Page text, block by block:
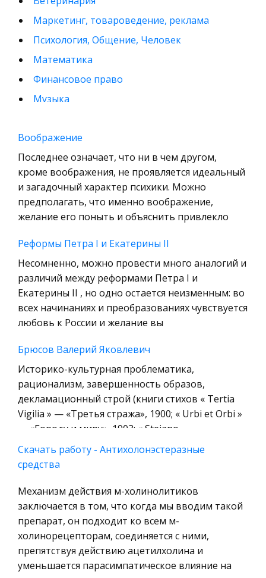
Маркетинг, товароведение, реклама
Психология, Общение, Человек
Математика
Финансовое право
Музыка
кредитные отношения
Конституционное (государственное) право
зарубежных стран
Муниципальное право России
Радиоэлектроника
Физкультура и Спорт
История отечественного государства и
права
Технология
Уголовное право
Природопользование
Военная кафедра
Социология
Страховое право
Военное дело
Экономика и Финансы
Химия
Металлургия
Микроэкономика, экономика предприятия,
предпринимательство
Историческая личность
Воображение
Последнее означает, что ни в чем другом,
кроме воображения, не проявляется идеальный
и загадочный характер психики. Можно
предполагать, что именно воображение,
желание его поныть и объяснить привлекло
Реформы Петра I и Екатерины II
Несомненно, можно провести много аналогий и
различий между реформами Петра I и
Екатерины II , но одно остается неизменным: во
всех начинаниях и преобразованиях чувствуется
любовь к России и желание вы
Брюсов Валерий Яковлевич
Историко-культурная проблематика,
рационализм, завершенность образов,
декламационный строй (книги стихов « Tertia
Vigilia » — «Третья стража», 1900; « Urbi et Orbi »
— «Городу и миру», 1903; « Stejano
Операции в вентральной области шеи
кожа. Подкожная клетчатка. В ней проходят
ветви шейных нервов, густая сеть кровеносных
и лимфатических капилляров. Поверхностная
двухлистковая фасция с залег
Партии в политической системе России
Скачать работу - Антихолонэстеразные
средства
Механизм действия м-холинолитиков
заключается в том, что когда мы вводим такой
препарат, он подходит ко всем м-
холинорецепторам, соединяется с ними,
препятствуя действию ацетилхолина и
уменьшается парасимпатическое влияние на